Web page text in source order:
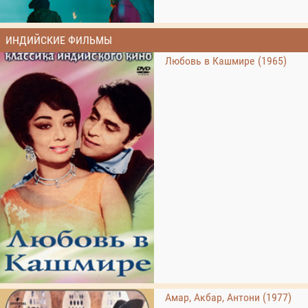
ИНДИЙСКИЕ ФИЛЬМЫ
Любовь в Кашмире (1965)
Амар, Акбар, Антони (1977)